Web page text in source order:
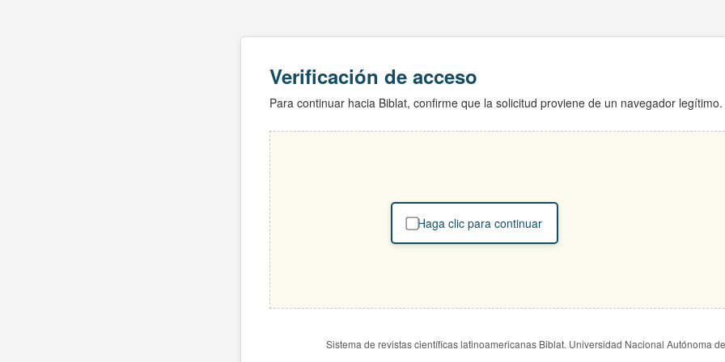
Verificación de acceso
Para continuar hacia Biblat, confirme que la solicitud proviene de un navegador legítimo.
Haga clic para continuar
Sistema de revistas científicas latinoamericanas Biblat. Universidad Nacional Autónoma